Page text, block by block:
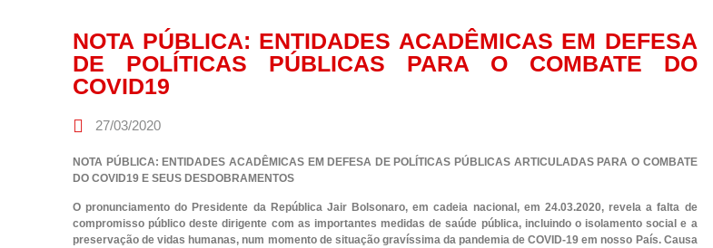
NOTA PÚBLICA: ENTIDADES ACADÊMICAS EM DEFESA
DE POLÍTICAS PÚBLICAS PARA O COMBATE DO
COVID19
27/03/2020
NOTA PÚBLICA: ENTIDADES ACADÊMICAS EM DEFESA DE POLÍTICAS PÚBLICAS ARTICULADAS PARA O COMBATE
DO COVID19 E SEUS DESDOBRAMENTOS
O pronunciamento do Presidente da República Jair Bolsonaro, em cadeia nacional, em 24.03.2020, revela a falta de
compromisso público deste dirigente com as importantes medidas de saúde pública, incluindo o isolamento social e a
preservação de vidas humanas, num momento de situação gravíssima da pandemia de COVID-19 em nosso País. Causa